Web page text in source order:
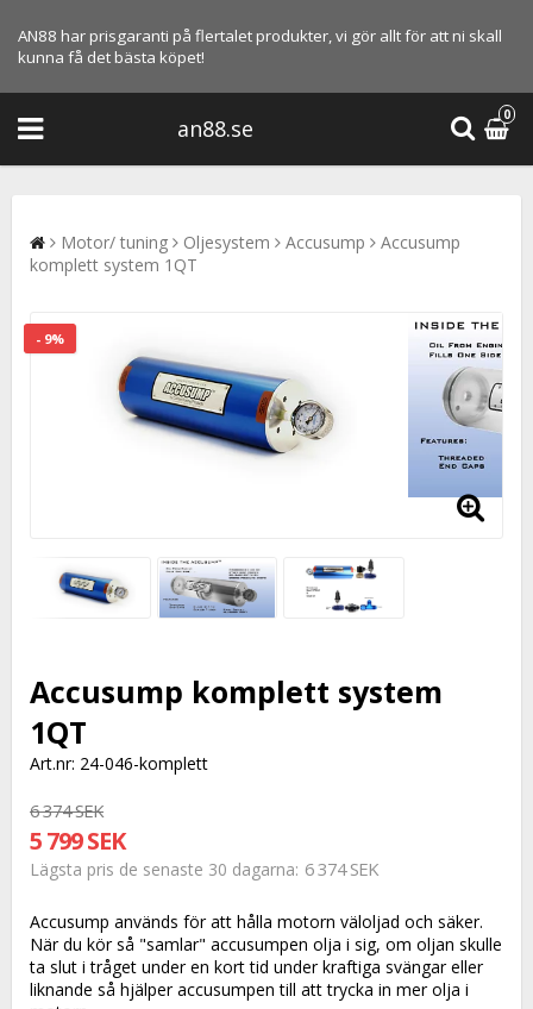
AN88 har prisgaranti på flertalet produkter, vi gör allt för att ni skall
kunna få det bästa köpet!
an88.se
0
Motor/ tuning Oljesystem Accusump
Accusump
komplett system 1QT
- 9%
Accusump komplett system
1QT
Art.nr: 24-046-komplett
6 374 SEK
5 799 SEK
Lägsta pris de senaste 30 dagarna 6 374 SEK
Accusump används för att hålla motorn väloljad och säker.
När du kör så "samlar" accusumpen olja i sig, om oljan skulle
ta slut i tråget under en kort tid under kraftiga svängar eller
liknande så hjälper accusumpen till att trycka in mer olja i